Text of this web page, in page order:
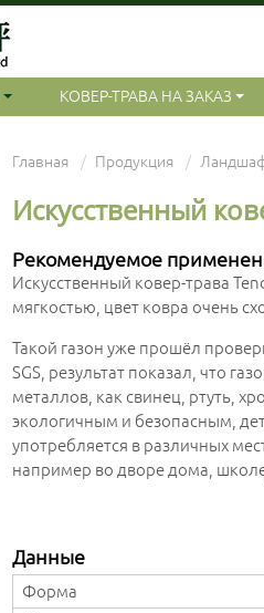
КОВЕР-ТРАВА НА ЗАКАЗ
Главная Продукция
Искусственный
Рекомендуемое
Искусственный ковер-трава
мягкостью, цвет ковра очень
Такой газон уже прошёл
SGS, результат показал, что
металлов, как свинец, ртуть,
экологичным и безопасным,
употребляется в различных
например во дворе дома,
Данные
Форма